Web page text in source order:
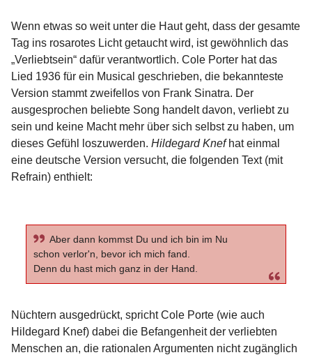
Wenn etwas so weit unter die Haut geht, dass der gesamte
Tag ins rosarotes Licht getaucht wird, ist gewöhnlich das
„Verliebtsein“ dafür verantwortlich. Cole Porter hat das
Lied 1936 für ein Musical geschrieben, die bekannteste
Version stammt zweifellos von Frank Sinatra. Der
ausgesprochen beliebte Song handelt davon, verliebt zu
sein und keine Macht mehr über sich selbst zu haben, um
dieses Gefühl loszuwerden. Hildegard Knefhat einmal
eine deutsche Version versucht, die folgenden Text (mit
Refrain) enthielt:
Aber dann kommst Du und ich bin im Nu
schon verlor'n, bevor ich mich fand.
Denn du hast mich ganz in der Hand.
Nüchtern ausgedrückt, spricht Cole Porte (wie auch
Hildegard Knef) dabei die Befangenheit der verliebten
Menschen an, die rationalen Argumenten nicht zugänglich